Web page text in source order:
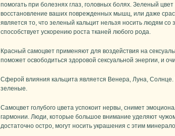
помогать при болезнях глаз, головных болях. Зеленый
восстановление ваших поврежденных мышц, или даже
является то, что зеленый кальцит нельзя носить людям
способствует ускорению роста тканей любого рода.
Красный самоцвет применяют для воздействия на
поможет освободиться здоровой сексуальной энергии, и
Сферой влияния кальцита является Венера, Луна, Солнце.
зеленые.
Самоцвет голубого цвета успокоит нервы, снимет
гармонии. Люди, которые большое внимание уделяют
достаточно остро, могут носить украшения с этим